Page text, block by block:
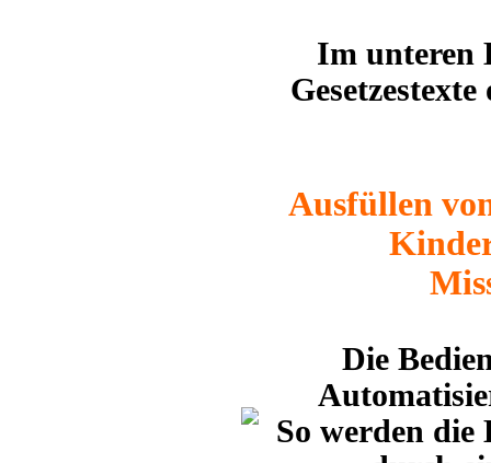
Im unteren
Ausfüllen
Die
So werden die